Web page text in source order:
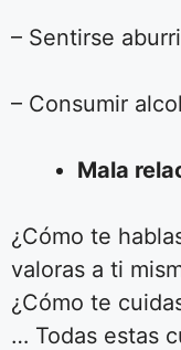
– Sentirse
– Consumir
Mala
¿Cómo te
valoras a ti
¿Cómo te
… Todas estas